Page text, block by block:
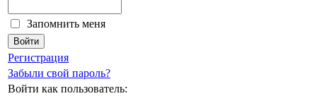
Запомнить меня
Регистрация
Забыли свой пароль?
Войти как пользователь: